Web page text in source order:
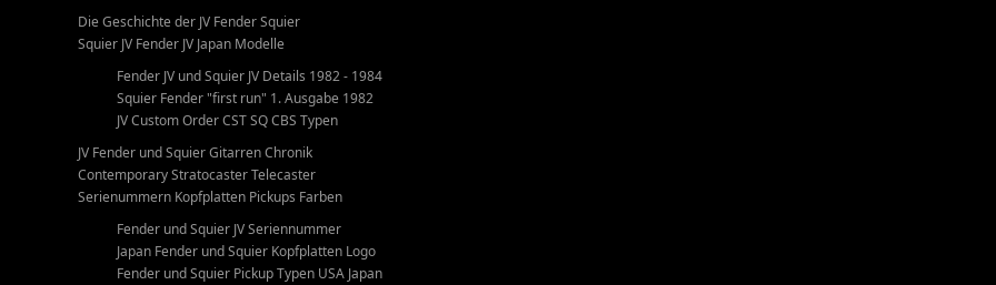
Die Geschichte der JV Fender Squier
Squier JV Fender JV Japan Modelle
Fender JV und Squier JV Details 1982 - 1984
Squier Fender "first run" 1. Ausgabe 1982
JV Custom Order CST SQ CBS Typen
JV Fender und Squier Gitarren Chronik
Contemporary Stratocaster Telecaster
Serienummern Kopfplatten Pickups Farben
Fender und Squier JV Seriennummer
Japan Fender und Squier Kopfplatten Logo
Fender und Squier Pickup Typen USA Japan